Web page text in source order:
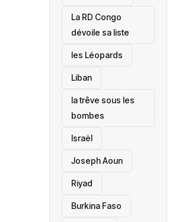
La RD Congo
dévoile sa liste
les Léopards
‎Liban
la trêve sous les
bombes
Israël
Joseph Aoun
Riyad
Burkina Faso